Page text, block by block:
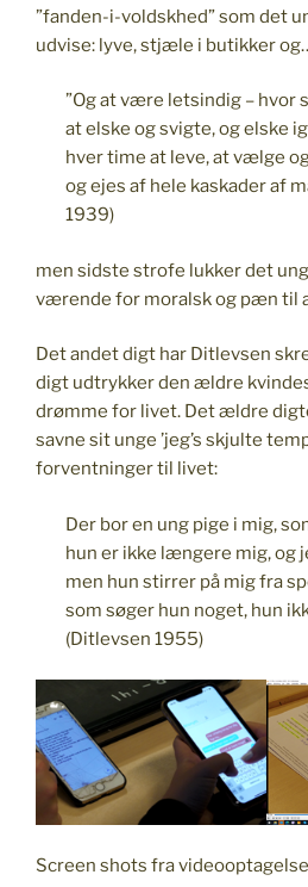
”fanden-i-voldskhed” som det
udvise: lyve, stjæle i butikker
”Og at være letsindig – hvor
at elske og svigte, og elske
hver time at leve, at vælge
og ejes af hele kaskader af
1939)
men sidste strofe lukker det
værende for moralsk og pæn til
Det andet digt har Ditlevsen
digt udtrykker den ældre
drømme for livet. Det ældre
savne sit unge ’jeg’s skjulte
forventninger til livet:
Der bor en ung pige i mig,
hun er ikke længere mig, og
men hun stirrer på mig fra
som søger hun noget, hun
(Ditlevsen 1955)
Screen shots fra